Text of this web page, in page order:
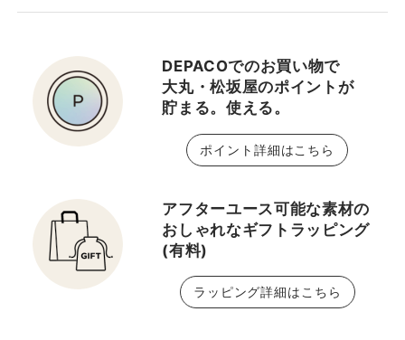
DEPACOでのお買い物で
大丸・松坂屋のポイントが
貯まる。使える。
ポイント詳細はこちら
アフターユース可能な素材の
おしゃれなギフトラッピング
(有料)
ラッピング詳細はこちら